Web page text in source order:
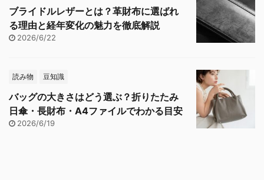
ブライドルレザーとは？革財布に選ばれ
る理由と経年変化の魅力を徹底解説
2026/6/22
読み物 豆知識
バッグの大きさはどう選ぶ？折りたたみ
日傘・長財布・A4ファイルでわかる目安
2026/6/19